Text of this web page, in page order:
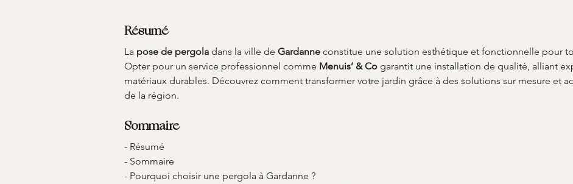
Résumé
La pose de pergola dans la ville de Gardanne constitue une solution esthétique et fonctionnelle pour
Opter pour un service professionnel comme Menuis’ & Co garantit une installation de qualité, alliant
matériaux durables. Découvrez comment transformer votre jardin grâce à des solutions sur mesure et
de la région.
Sommaire
- Résumé
- Sommaire
- Pourquoi choisir une pergola à Gardanne ?